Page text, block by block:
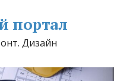
портал
Дизайн